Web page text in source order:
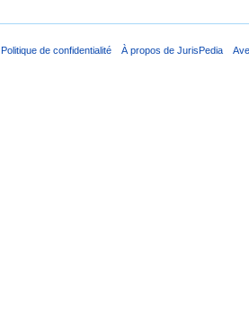
Politique de confidentialité À propos de JurisPedia